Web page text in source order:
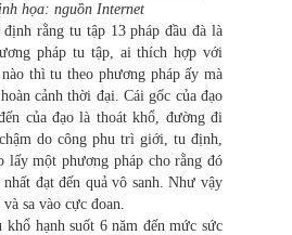
họa: nguồn Internet
định rằng tu tập 13 pháp đầu đà là
pháp tu tập, ai thích hợp với
thì tu theo phương pháp ấy mà
cảnh thời đại. Cái gốc của đạo
của đạo là thoát khổ, đường đi
do công phu trì giới, tu định,
lấy một phương pháp cho rằng đó
đạt đến quả vô sanh. Như vậy
sa vào cực đoan.
hạnh suốt 6 năm đến mức sức